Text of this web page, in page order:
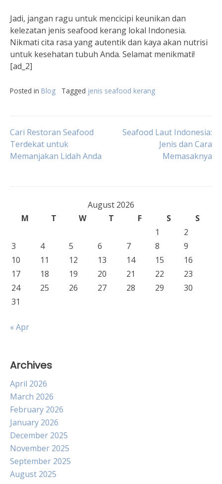
Jadi, jangan ragu untuk mencicipi keunikan dan
kelezatan jenis seafood kerang lokal Indonesia.
Nikmati cita rasa yang autentik dan kaya akan nutrisi
untuk kesehatan tubuh Anda. Selamat menikmati!
[ad_2]
Posted in Blog Tagged jenis seafood kerang
Post
navigation
Cari Restoran Seafood
Terdekat untuk
Memanjakan Lidah Anda
Seafood Laut Indonesia:
Jenis dan Cara
Memasaknya
August 2026
M
T W T F S
S
1
2
3
4 5 6 7 8
9
10
11 12 13 14 15
16
17
18 19 20 21 22
23
24
25 26 27 28 29
30
31
« Apr
Archives
April 2026
March 2026
February 2026
January 2026
December 2025
November 2025
September 2025
August 2025